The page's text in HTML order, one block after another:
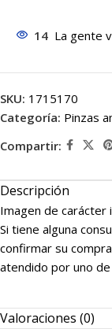
14 La gente
SKU: 1715170
Categoría: Pinzas
Compartir:
Descripción
Imagen de carácter
Si tiene alguna
confirmar su
atendido por uno
Valoraciones (0)